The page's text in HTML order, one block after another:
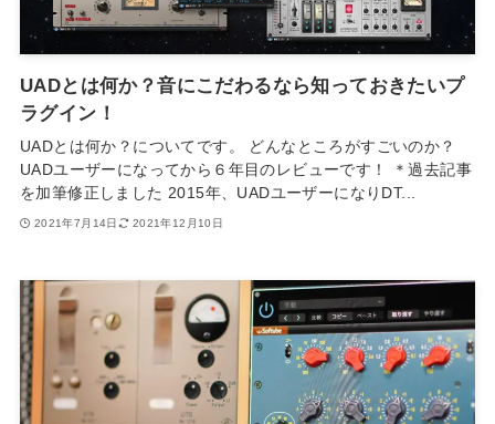
UADとは何か？音にこだわるなら知っておきたいプ
ラグイン！
UADとは何か？についてです。 どんなところがすごいのか？
UADユーザーになってから６年目のレビューです！ ＊過去記事
を加筆修正しました 2015年、UADユーザーになりDT...
2021年7月14日 2021年12月10日